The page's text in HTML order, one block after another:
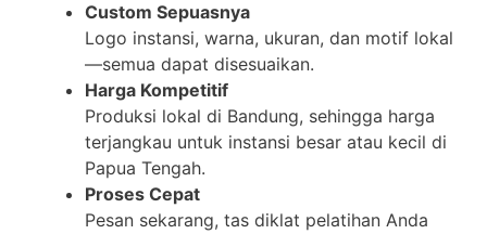
Custom Sepuasnya
Logo instansi, warna, ukuran, dan motif lokal
—semua dapat disesuaikan.
Harga Kompetitif
Produksi lokal di Bandung, sehingga harga
terjangkau untuk instansi besar atau kecil di
Papua Tengah.
Proses Cepat
Pesan sekarang, tas diklat pelatihan Anda